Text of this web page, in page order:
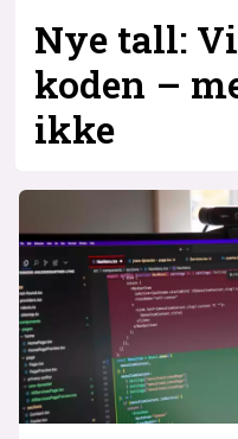
Nye tall:
koden –
ikke